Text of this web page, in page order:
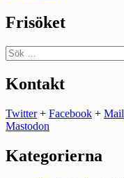
Frisöket
Sök
efter:
Kontakt
Twitter+ Facebook + Mail
Mastodon
Kategorierna